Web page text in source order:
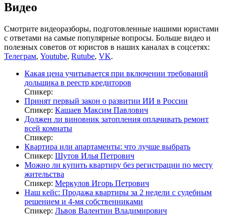
Видео
Смотрите видеоразборы, подготовленные нашими юристами
с ответами на самые популярные вопросы. Больше видео и
полезных советов от юристов в наших каналах в соцсетях:
Телеграм, Youtube, Rutube, VK.
Какая цена учитывается при включении требований
дольщика в реестр кредиторов
Спикер:
Принят первый закон о развитии ИИ в России
Спикер: Кашаев Максим Павлович
Должен ли виновник затопления оплачивать ремонт
всей комнаты
Спикер:
Квартира или апартаменты: что лучше выбрать
Спикер: Шутов Илья Петрович
Можно ли купить квартиру без регистрации по месту
жительства
Спикер: Меркулов Игорь Петрович
Наш кейс: Продажа квартиры за 2 недели с судебным
решением и 4-мя собственниками
Спикер: Львов Валентин Владимирович